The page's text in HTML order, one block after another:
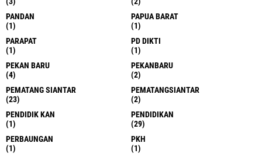
PANDAN
(1)
PAPUA BARAT
(1)
PARAPAT
(1)
PD DIKTI
(1)
PEKAN BARU
(4)
PEKANBARU
(2)
PEMATANG SIANTAR
(23)
PEMATANGSIANTAR
(2)
PENDIDIK KAN
(1)
PENDIDIKAN
(29)
PERBAUNGAN
(1)
PKH
(1)